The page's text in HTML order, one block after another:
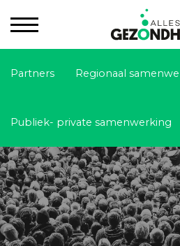
Partners Regionaal
Publiek- private samenwerking